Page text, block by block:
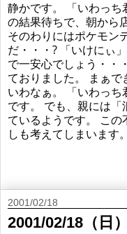
静かです。 「いわっ
の結果待ちで、朝から
そのわりにはポケモン
だ・・・? 「いけにぃ
で一安心でしょう・・
ておりました。 まぁで
いわなぁ。 「いわっち
です。 でも、親には
ているようです。 この
しも考えてしまいます。
2001/02/18
2001/02/18（日